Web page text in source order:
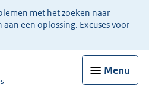
met het zoeken naar
een oplossing. Excuses voor
Menu